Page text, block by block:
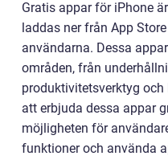
Gratis appar för iPhone
laddas ner från App
användarna. Dessa
områden, från
produktivitetsverktyg
att erbjuda dessa appar
möjligheten för
funktioner och använda